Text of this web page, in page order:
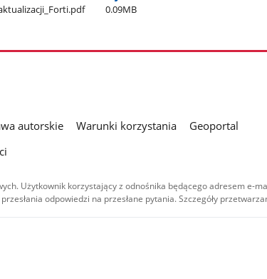
0.09MB
autorskie Warunki korzystania
Geoportal
Użytkownik korzystający z odnośnika będącego adresem e-
odpowiedzi na przesłane pytania. Szczegóły
są
- na tych samych
materiały audio i wideo,
użycie niekomercyjne -